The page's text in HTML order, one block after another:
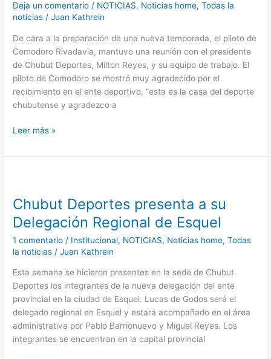
Deja un comentario / NOTICIAS, Noticias home,Todas la
noticias /Juan Kathrein
De cara a la preparación de una nueva temporada, el piloto de
Comodoro Rivadavia, mantuvo una reunión con el presidente
de Chubut Deportes, Milton Reyes, y su equipo de trabajo. El
piloto de Comodoro se mostró muy agradecido por el
recibimiento en el ente deportivo, “esta es la casa del deporte
chubutense y agradezco a
bandera
de
nuestra
gran
provincia”
Leer más »
Chubut Deportes presenta a su
Delegación Regional de Esquel
1 comentario / Institucional, NOTICIAS, Noticias home,Todas
la noticias /Juan Kathrein
Esta semana se hicieron presentes en la sede de Chubut
Deportes los integrantes de la nueva delegación del ente
provincial en la ciudad de Esquel. Lucas de Godos será el
delegado regional en Esquel y estará acompañado en el área
administrativa por Pablo Barrionuevo y Miguel Reyes. Los
integrantes se encuentran en la capital provincial
presenta
a
su
Delegación
Regional
de
Esquel